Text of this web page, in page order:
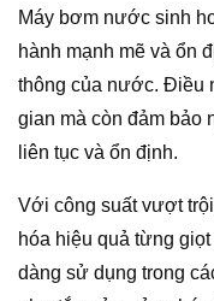
Máy bơm nước sinh
hành mạnh mẽ và ổn
thông của nước. Điều
gian mà còn đảm bảo
liên tục và ổn định.
Với công suất vượt
hóa hiệu quả từng
dàng sử dụng trong